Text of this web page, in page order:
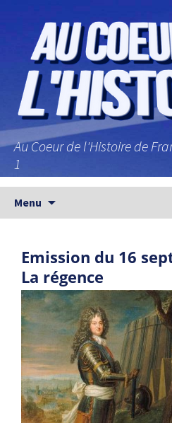
Au Coeur de l'Histoire de
1
Menu
Emission du 16
La régence